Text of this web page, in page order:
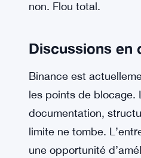
seulement
MiCA via la Grèce
Pas de détails précis
anonymes, et Binance
avec les autorités
non. Flou total.